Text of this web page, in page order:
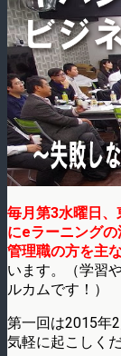
毎月第3水曜日
にeラーニングの
管理職の方を主
います。（学習
ルカムです！）
第一回は2015年
気軽に起こしくだ